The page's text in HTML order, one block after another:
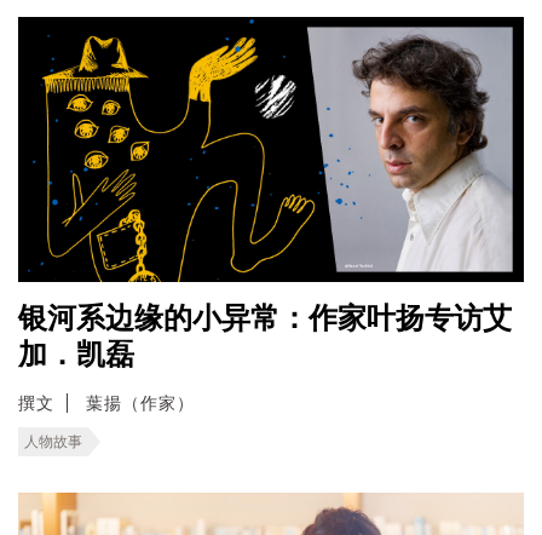
银河系边缘的小异常：作家叶扬专访艾
加．凯磊
撰文 葉揚（作家）
人物故事